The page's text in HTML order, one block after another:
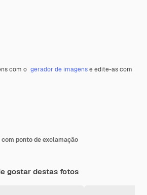
com o gerador de imagense edite-as com
ponto de exclamação
gostar destas fotos